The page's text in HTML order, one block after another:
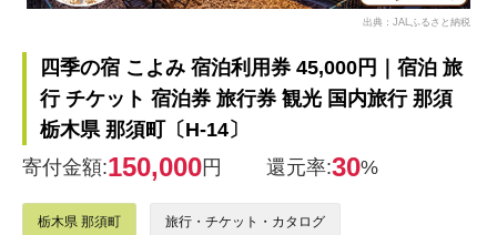
出典：JALふるさと納税
四季の宿 こよみ 宿泊利用券 45,000円｜宿泊 旅
行 チケット 宿泊券 旅行券 観光 国内旅行 那須
栃木県 那須町〔H-14〕
寄付金額:150,000円 還元率:30%
栃木県 那須町 旅行・チケット・カタログ